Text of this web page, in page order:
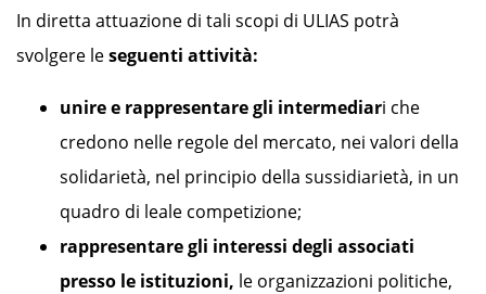
In diretta attuazione di tali scopi di ULIAS potrà
svolgere leseguenti attività:
unire e rappresentare gli intermediari che
credono nelle regole del mercato, nei valori della
solidarietà, nel principio della sussidiarietà, in un
quadro di leale competizione;
rappresentare gli interessi degli associati
presso le istituzioni, le organizzazioni politiche,